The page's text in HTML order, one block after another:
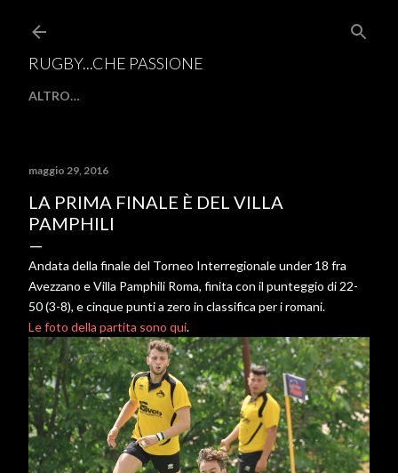
RUGBY...CHE PASSIONE
ALTRO…
maggio 29, 2016
LA PRIMA FINALE È DEL VILLA
PAMPHILI
Andata della finale del Torneo Interregionale under 18 fra
Avezzano e Villa Pamphili Roma, finita con il punteggio di 22-
50 (3-8), e cinque punti a zero in classifica per i romani.
Le foto della partita sono qui.